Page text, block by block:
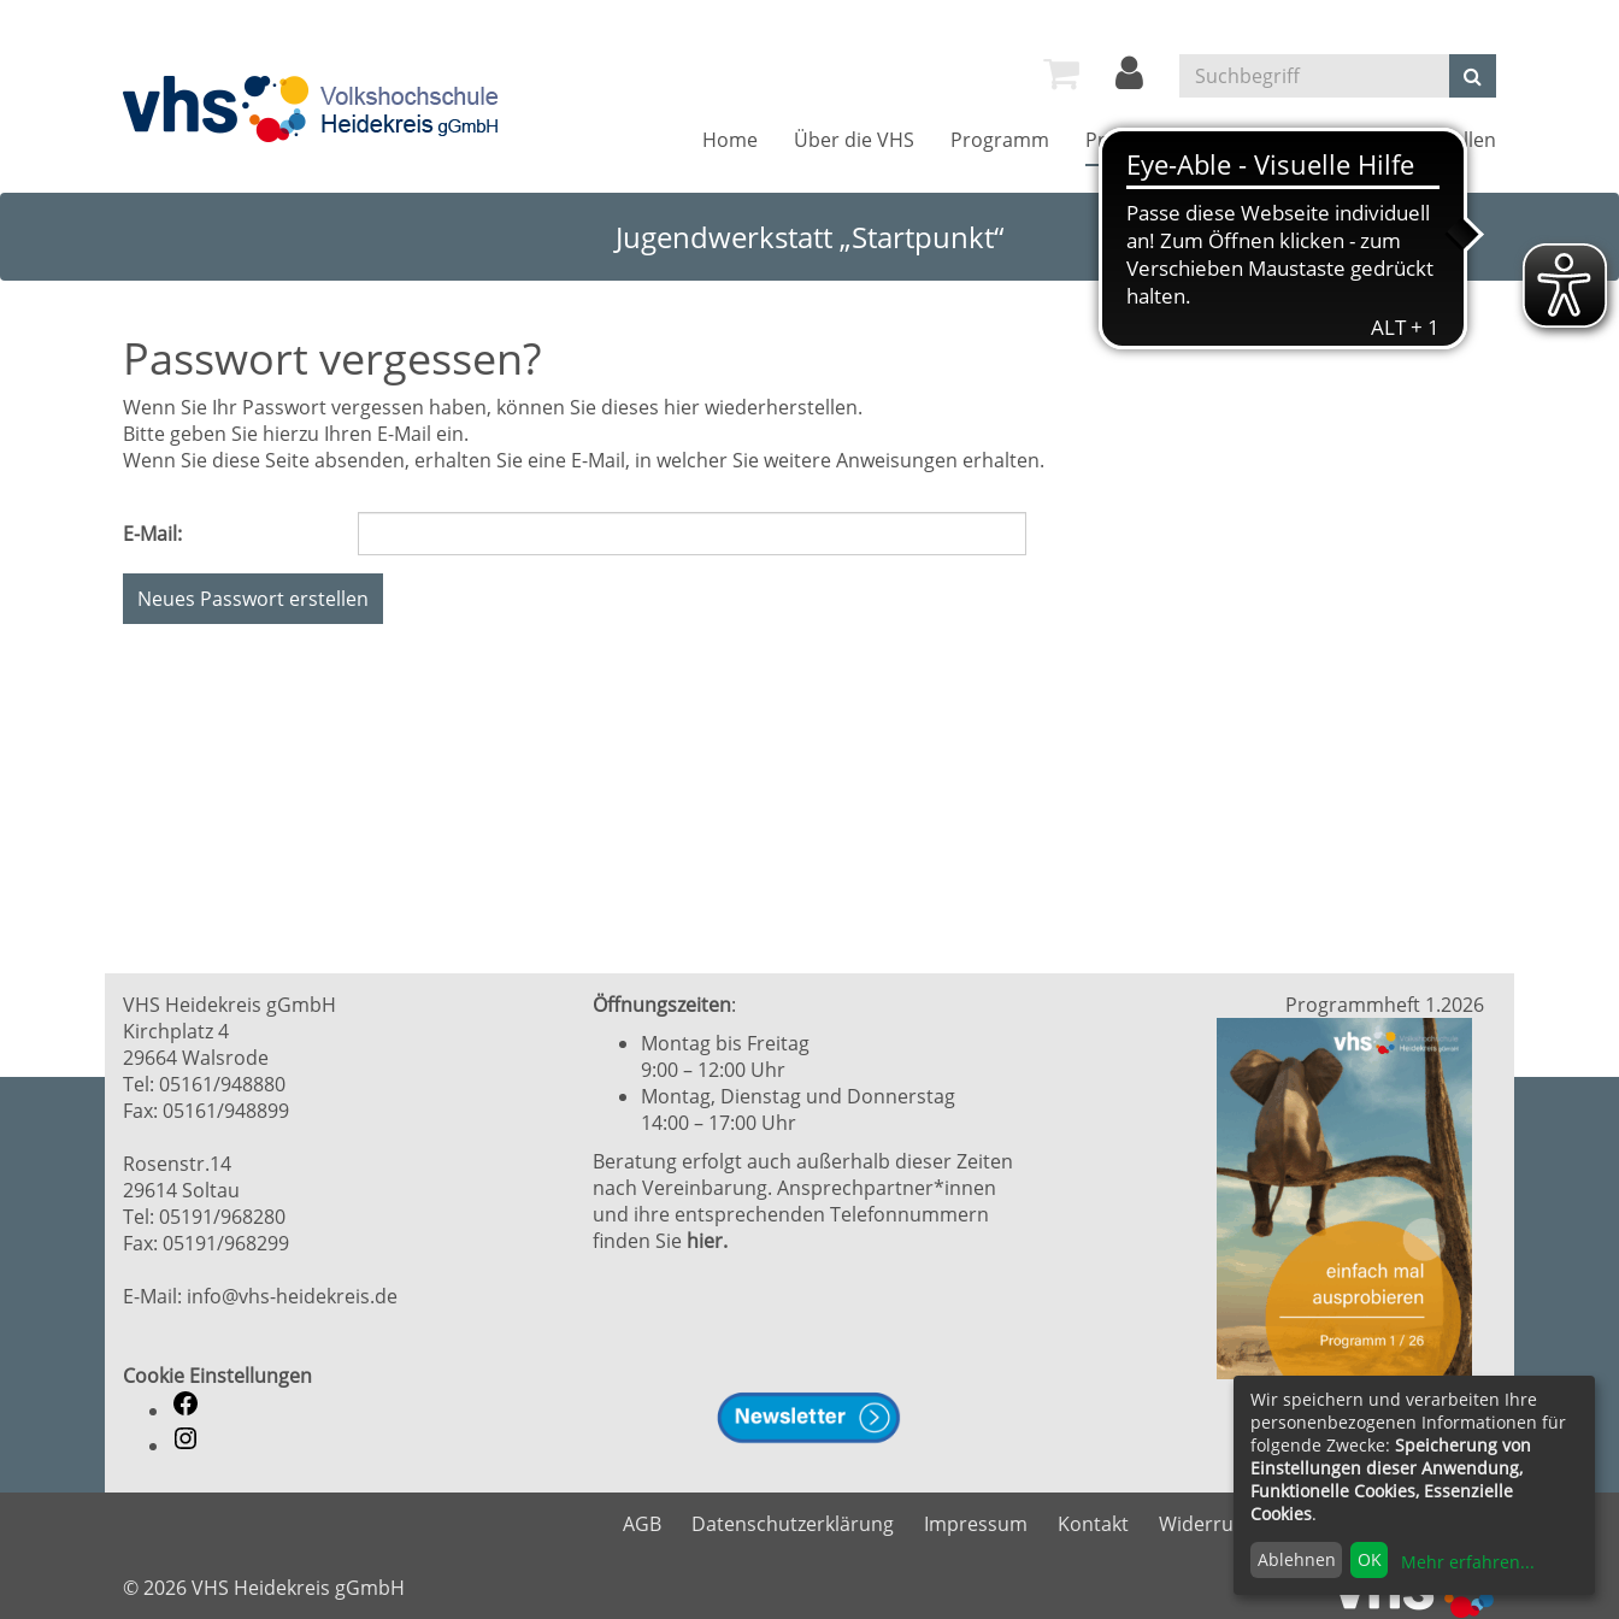
Home Über die VHS Programm Projekte Kultur und Kino Außenstellen
Jugendwerkstatt „Startpunkt“
Passwort vergessen?
Wenn Sie Ihr Passwort vergessen haben, können Sie dieses hier wiederherstellen.
Bitte geben Sie hierzu Ihren E-Mail ein.
Wenn Sie diese Seite absenden, erhalten Sie eine E-Mail, in welcher Sie weitere Anweisungen erhalten.
E-Mail:
Neues Passwort erstellen
VHS Heidekreis gGmbH
Kirchplatz 4
29664 Walsrode
Tel: 05161/948880
Fax: 05161/948899
Rosenstr.14
29614 Soltau
Tel: 05191/968280
Fax: 05191/968299
E-Mail: info@vhs-heidekreis.de
Cookie Einstellungen
Öffnungszeiten:
Montag bis Freitag
9:00 – 12:00 Uhr
Montag, Dienstag und Donnerstag
14:00 – 17:00 Uhr
Beratung erfolgt auch außerhalb dieser Zeiten
nach Vereinbarung. Ansprechpartner*innen
und ihre entsprechenden Telefonnummern
finden Sie hier.
Programmheft 1.2026
zum Herunterladen ....
AGB Datenschutzerklärung Impressum Kontakt Widerrufsrecht
© 2026 VHS Heidekreis gGmbH
Wir speichern und verarbeiten Ihre
personenbezogenen Informationen für
folgende Zwecke: Speicherung von
Einstellungen dieser Anwendung,
Funktionelle Cookies, Essenzielle
Cookies.
Ablehnen OK Mehr erfahren...